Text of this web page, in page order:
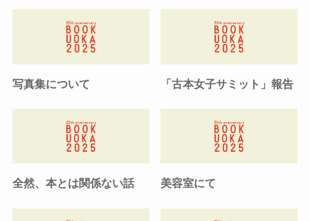
写真集について 「古本女子サミット」報告
全然、本とは関係ない話 美容室にて